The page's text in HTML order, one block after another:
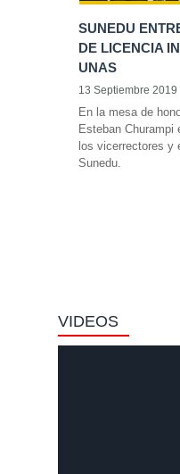
SUNEDU
DE LICENCIA
UNAS
13 Septiembre 2019
En la mesa de
Esteban Churampi
los vicerrectores y
Sunedu.
VIDEOS